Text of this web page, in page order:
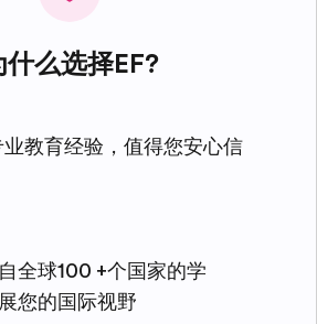
什么选择EF?
教育经验，值得您安心信
全球100 +个国家的学
您的国际视野